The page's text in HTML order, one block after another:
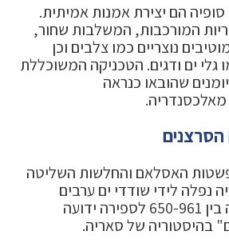
הם יצירת אמנות אמיתית.
המורכבות, המשלבות שחור,
נוצריים כמו צלבים וכן
גלי ים ודגים. הטכניקה המשוכללת
שהובאו כנראה
מאלכסנדריה.
הסרצנים
התפשטות האסלאם והחלשות השליטה
נפלה לידי שודדי ים ערבים
(הסרצנים). התקופה בין 650-961 לספירה ידועה
בהיסטוריה של סאריה.